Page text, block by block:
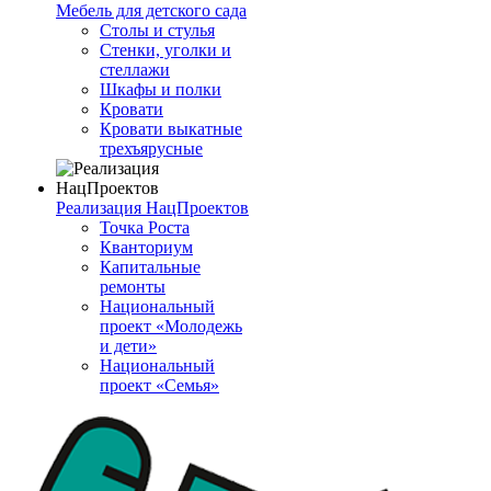
Мебель для детского сада
Столы и стулья
Стенки, уголки и
стеллажи
Шкафы и полки
Кровати
Кровати выкатные
трехъярусные
Реализация НацПроектов
Точка Роста
Кванториум
Капитальные
ремонты
Национальный
проект «Молодежь
и дети»
Национальный
проект «Семья»